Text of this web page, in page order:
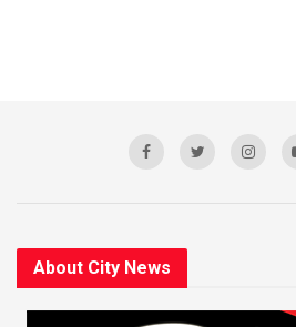
About City News